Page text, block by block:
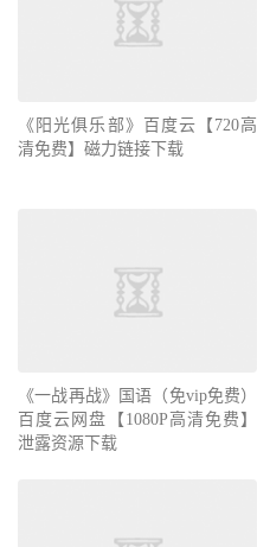
《阳光俱乐部》百度云【720高
清免费】磁力链接下载
《一战再战》国语（免vip免费）
百度云网盘【1080P高清免费】
泄露资源下载